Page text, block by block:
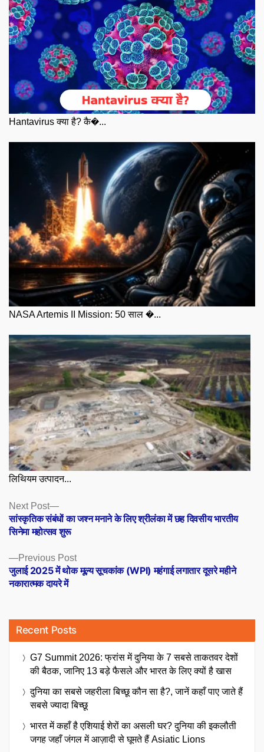
Hantavirus क्या है? कै�...
NASA Artemis II Mission: 50 साल �...
लिथियम उत्पादन...
Posts
navigation
Previous PostPrevious
post:
जुलाई 2025 में थोक मूल्य सूचकांक (WPI) महंगाई लगातार दूसरे महीने
नकारात्मक दायरे में
Next Post
Next
post:
सांस्कृतिक संबंधों का जश्न मनाने के लिए श्रीलंका में छह दिवसीय भारतीय
सिनेमा महोत्सव शुरू
Recent Posts
G7 Summit 2026: फ्रांस में दुनिया के 7 सबसे ताकतवर देशों
की बैठक, जानिए 13 बड़े फैसले और भारत के लिए क्यों है खास
दुनिया का सबसे जहरीला बिच्छू कौन सा है?, जानें कहाँ पाए जाते हैं
सबसे ज्यादा बिच्छू
भारत में कहाँ है एशियाई शेरों का असली घर? दुनिया की इकलौती
जगह जहाँ जंगल में आज़ादी से घूमते हैं Asiatic Lions